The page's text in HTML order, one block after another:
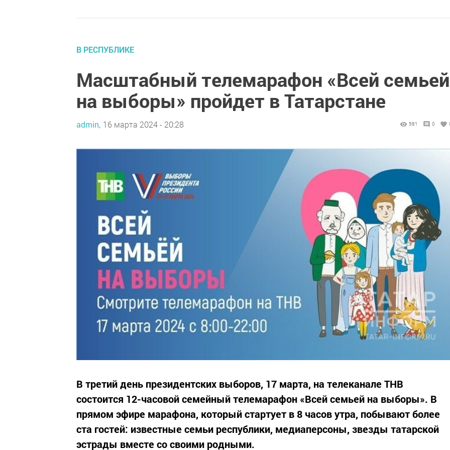
В РЕСПУБЛИКЕ
Масштабный телемарафон «Всей семьей
на выборы» пройдет в Татарстане
admin, 16 марта 2024 - 20:28 581 0
В третий день президентских выборов, 17 марта, на телеканале ТНВ
состоится 12-часовой семейный телемарафон «Всей семьей на выборы». В
прямом эфире марафона, который стартует в 8 часов утра, побывают более
ста гостей: известные семьи республики, медиаперсоны, звезды татарской
эстрады вместе со своими родными.